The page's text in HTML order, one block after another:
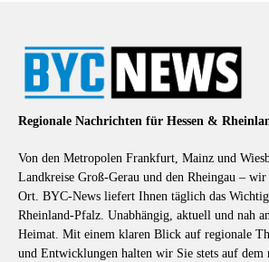
Regionale Nachrichten für Hessen &
Von den Metropolen Frankfurt, Mainz und
Landkreise Groß-Gerau und den Rheingau –
Ort. BYC-News liefert Ihnen täglich das
Rheinland-Pfalz. Unabhängig, aktuell und nah
Heimat. Mit einem klaren Blick auf regionale
und Entwicklungen halten wir Sie stets auf dem